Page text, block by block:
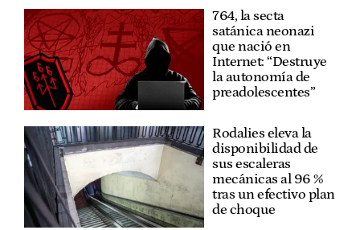
764, la secta
satánica neonazi
que nació en
Internet: “Destruye
la autonomía de
preadolescentes”
Rodalies eleva la
disponibilidad de
sus escaleras
mecánicas al 96 %
tras un efectivo plan
de choque